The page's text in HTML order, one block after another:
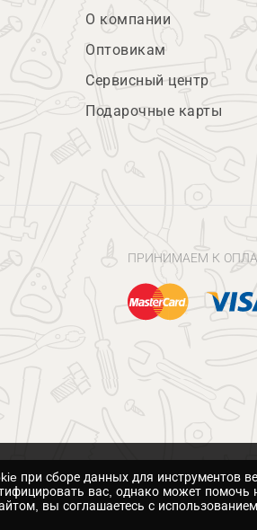
О компании
Оптовикам
Сервисный центр
Подарочные карты
ПРИНИМАЕМ К
при сборе данных для
вас, однако может помочь
вы соглашаетесь с